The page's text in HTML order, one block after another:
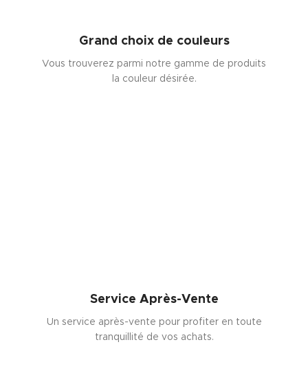
Grand choix de couleurs
Vous trouverez parmi notre gamme de produits
la couleur désirée.
Service Après-Vente
Un service après-vente pour profiter en toute
tranquillité de vos achats.